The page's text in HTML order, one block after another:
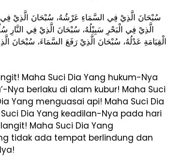
سُبْحَانَ الَّذِيْ فِي السَّمَاءِ عَرْشُهُ، سُبْحَانَ الَّذِيْ
الَّذِيْ فِي الْبَحْرِ سَبِيْلُهُ، سُبْحَانَ الَّذِيْ فِي
الْقِيَامَةِ عَدْلُهُ، سُبْحَانَ الَّذِيْ رَفَعَ السَّمَاءَ، سُبْحَانَ
Maha Suci Dia Yang hukum-Nya
Nya berlaku di alam kubur! Maha Suci
Yang menguasai api! Maha Suci Dia
Dia Yang keadilan-Nya pada hari
Maha Suci Dia Yang
tidak ada tempat berlindung dan